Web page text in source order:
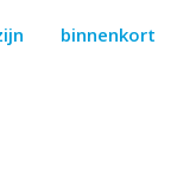
binnenkort